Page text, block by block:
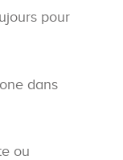
pour
dans
ou